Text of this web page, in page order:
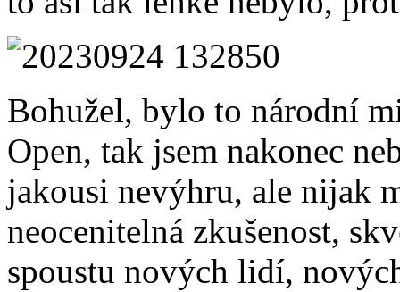
Bohužel, bylo to národní
Open, tak jsem nakonec
jakousi nevýhru, ale nijak
neocenitelná zkušenost,
spoustu nových lidí,